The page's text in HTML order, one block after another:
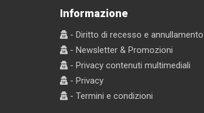
Informazione
- Diritto di recesso e
- Newsletter & Promozioni
- Privacy contenuti multimediali
- Privacy
- Termini e condizioni